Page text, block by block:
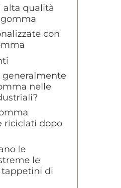
alta qualità
con
generalmente
nelle
riciclati dopo
le
le
tappetini di